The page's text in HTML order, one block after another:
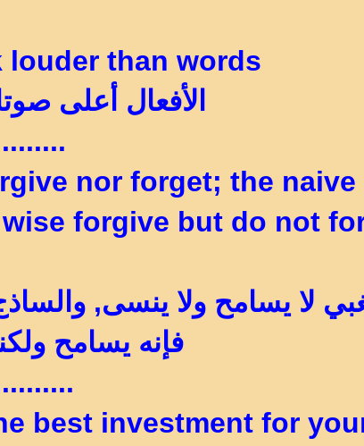
louder than words
الأفعال أعلى
........
nor forget; the naive
forgive but do not
لا يسامح ولا ينسى,
فإنه يسامح
best investment for